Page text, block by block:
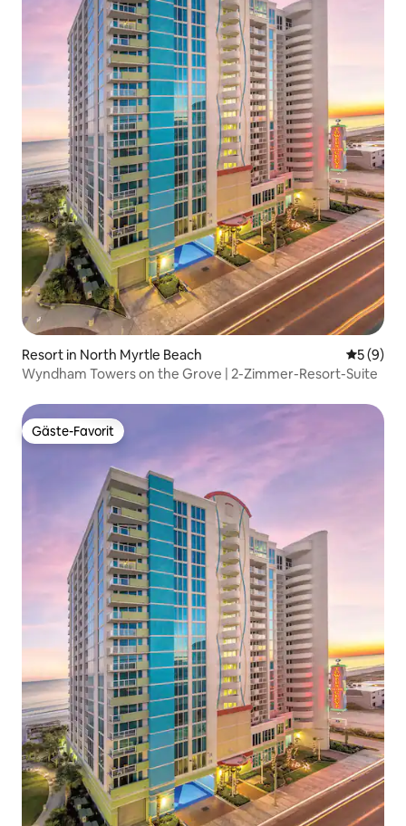
Resort in North Myrtle Beach
5 (9)
Wyndham Towers on the Grove | 2-Zimmer-Resort-Suite
Gäste-Favorit
Gäste-Favorit